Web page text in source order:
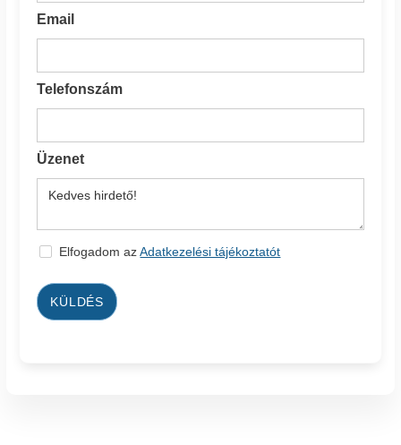
Email
Telefonszám
Üzenet
Elfogadom azAdatkezelési tájékoztatót
KÜLDÉS